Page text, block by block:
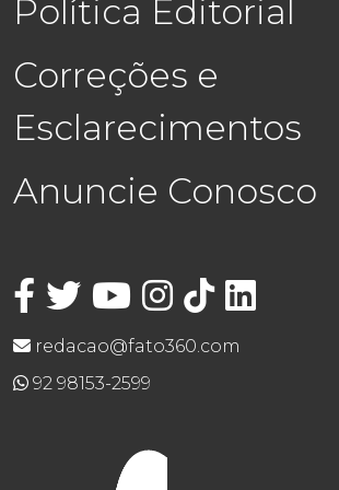
Política Editorial
Correções e
Esclarecimentos
Anuncie Conosco
redacao@fato360.com
92 98153-2599